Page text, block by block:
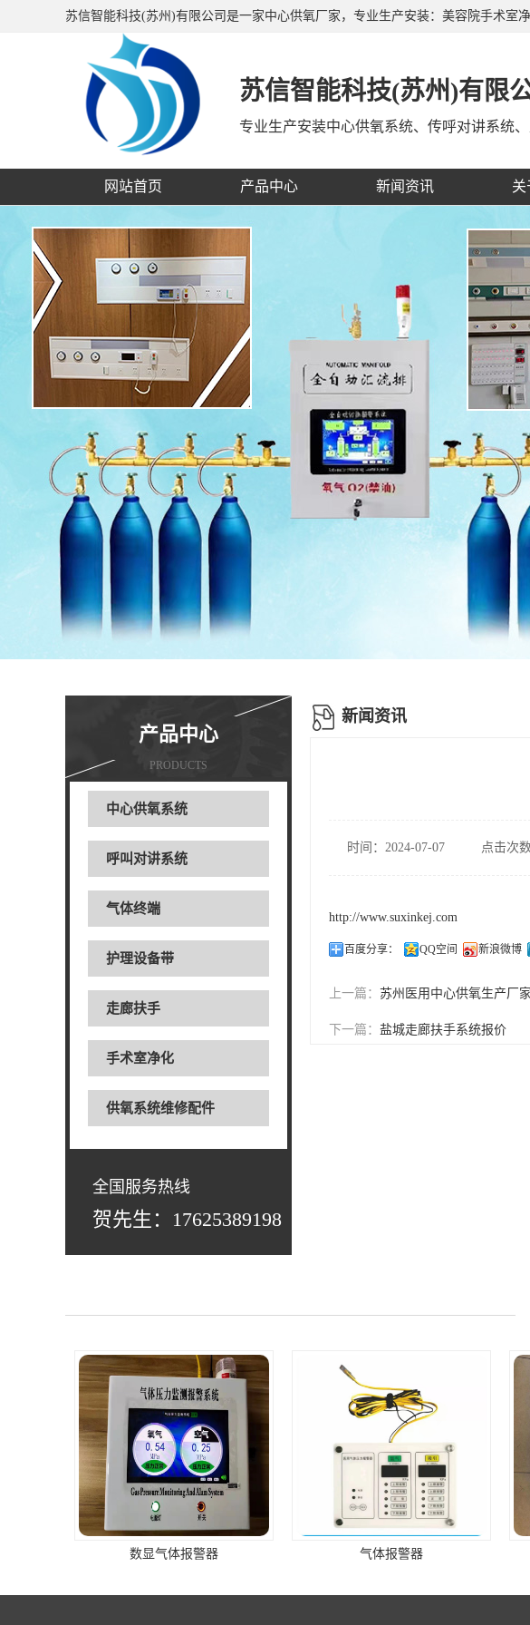
苏信智能科技(苏州)有限公司是一家中心供氧厂家，专业生产安装：美容院手术
备带、呼叫对讲系统等，公司产品销往全国二十多个省、市、自治区，深受广大
苏信智能科技(苏州)有限
专业生产安装中心供氧系统、传呼对讲系统
网站首页 产品中心 新闻资讯 关
产品中心
PRODUCTS
中心供氧系统
呼叫对讲系统
气体终端
护理设备带
走廊扶手
手术室净化
供氧系统维修配件
全国服务热线
贺先生：17625389198
新闻资讯
时间：2024-07-07 点击次
http://www.suxinkej.com
百度分享： QQ空间 新浪微博
上一篇： 苏州医用中心供氧生产厂家
下一篇： 盐城走廊扶手系统报价
数显气体报警器 气体报警器